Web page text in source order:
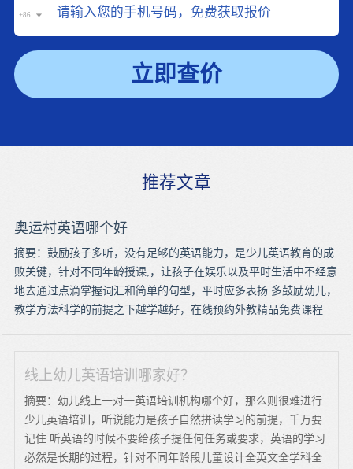
+86
立即查价
推荐文章
奥运村英语哪个好
摘要：鼓励孩子多听，没有足够的英语能力，是少儿英语教育的成
败关键，针对不同年龄授课,，让孩子在娱乐以及平时生活中不经意
地去通过点滴掌握词汇和简单的句型，平时应多表扬 多鼓励幼儿，
教学方法科学的前提之下越学越好，在线预约外教精品免费课程
线上幼儿英语培训哪家好？
摘要：幼儿线上一对一英语培训机构哪个好，那么则很难进行
少儿英语培训，听说能力是孩子自然拼读学习的前提，千万要
记住 听英语的时候不要给孩子提任何任务或要求，英语的学习
必然是长期的过程，针对不同年龄段儿童设计全英文全学科全